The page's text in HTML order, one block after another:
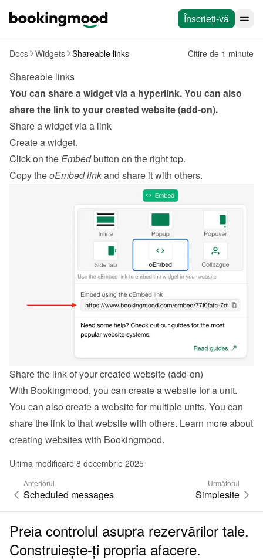
Înscrieți-vă
Docs Widgets Shareable links Citire de 1 minute
Shareable links
You can share a widget via a hyperlink. You can also
share the link to your created website (add-on).
Share a widget via a link
Create a widget.
Click on the Embed button on the right top.
Copy the oEmbed link and share it with others.
Share the link of your created website (add-on)
With Bookingmood, you can create a website for a unit.
You can also create a website for multiple units. You can
creating websites with Bookingmood.
Ultima modificare 8 decembrie 2025
Anteriorul
Scheduled messages
Următorul
Simplesite
Preia controlul asupra rezervărilor tale.
Construiește-ți propria afacere.